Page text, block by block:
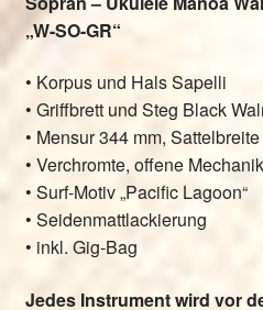
„W-SO-GR“
• Korpus und Hals Sapelli
• Griffbrett und Steg Black
• Mensur 344 mm,
• Verchromte, offene
• Surf-Motiv „Pacific Lagoon“
• Seidenmattlackierung
• inkl. Gig-Bag
Jedes Instrument wird vor